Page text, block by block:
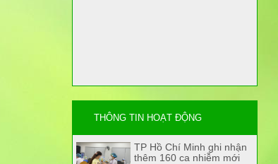
THÔNG TIN HOẠT ĐỘNG
TP Hồ Chí Minh ghi nhận
thêm 160 ca nhiễm mới